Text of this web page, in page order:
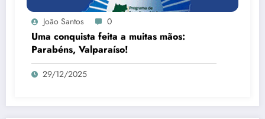
João Santos 0
Uma conquista feita a muitas mãos:
Parabéns, Valparaíso!
29/12/2025